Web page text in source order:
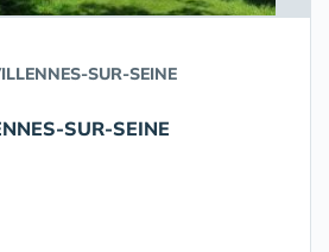
SUR-SEINE
SUR-SEINE